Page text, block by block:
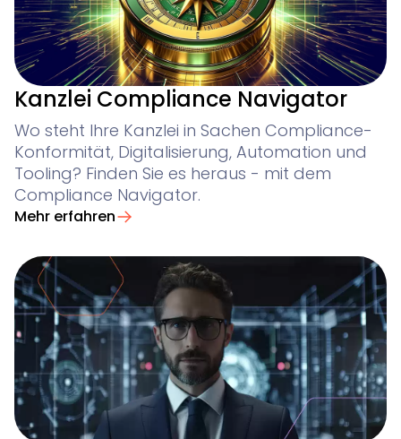
Kanzlei Compliance Navigator
Wo steht Ihre Kanzlei in Sachen Compliance-
Konformität, Digitalisierung, Automation und
Tooling? Finden Sie es heraus - mit dem
Compliance Navigator.
Mehr erfahren